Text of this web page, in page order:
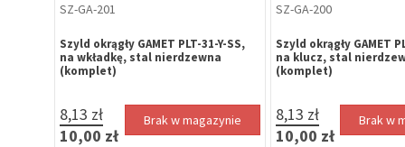
SZ-GA-201
Szyld okrągły GAMET PLT-31-Y-SS,
na wkładkę, stal nierdzewna
(komplet)
8,13 zł
10,00 zł
Brak w magazynie
SZ-GA-200
Szyld okrągły GAMET
na klucz, stal
(komplet)
8,13 zł
10,00 zł
Brak w